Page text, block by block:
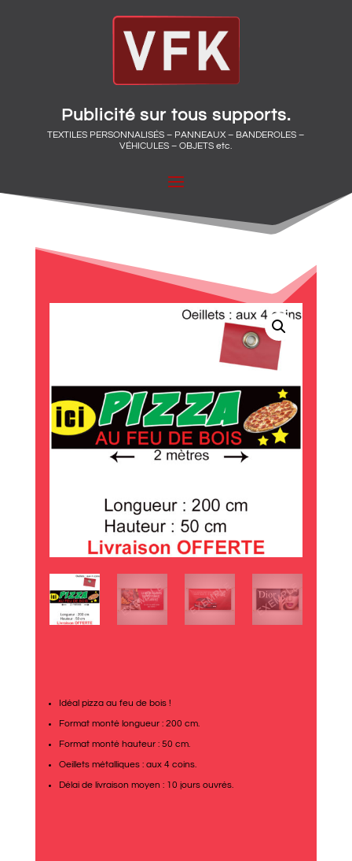
Publicité sur tous supports.
TEXTILES PERSONNALISÉS – PANNEAUX – BANDEROLES –
VÉHICULES – OBJETS etc.
Idéal pizza au feu de bois !
Format monté longueur : 200 cm.
Format monté hauteur : 50 cm.
Oeillets métalliques : aux 4 coins.
Délai de livraison moyen : 10 jours ouvrés.